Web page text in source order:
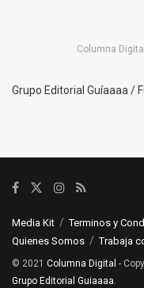
Columna
Grupo Editorial Guíaaaa /
Media Kit Terminos y
Quienes Somos
Trabaja
© 2021 Columna Digital -
Grupo Editorial Guiaaaa.